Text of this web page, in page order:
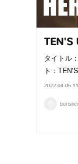
TEN'S
タイトル
ト：
2022.04.05